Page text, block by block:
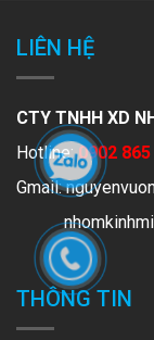
LIÊN HỆ
CTY TNHH XD
Hotline:0902
Gmail:
THÔNG TIN